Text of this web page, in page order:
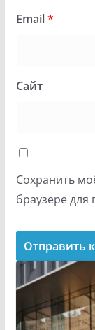
Email*
Сайт
Сохранить
браузере